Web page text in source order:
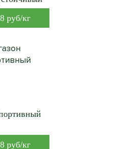
руб/кг
руб/кг